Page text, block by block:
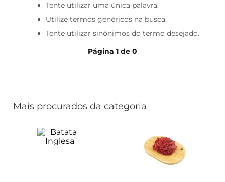
Tente utilizar uma única palavra.
Utilize termos genéricos na busca.
Tente utilizar sinônimos do termo desejado.
Página 1de 0
Mais procurados da categoria